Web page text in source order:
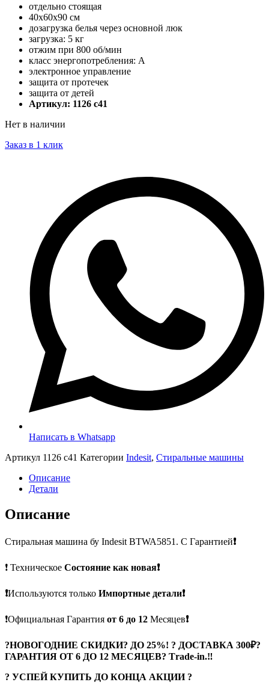
отдельно стоящая
40x60x90 см
дозагрузка белья через основной люк
загрузка: 5 кг
отжим при 800 об/мин
класс энергопотребления: A
электронное управление
защита от протечек
защита от детей
Артикул: 1126 c41
Нет в наличии
Заказ в 1 клик
Написать в Whatsapp
Артикул 1126 c41 Категории Indesit, Стиральные машины
Описание
Детали
Описание
Стиральная машина бу Indesit BTWA5851. С Гарантией❗
❗ Техническое Состояние как новая❗
❗Используются только Импортные детали❗
❗Официальная Гарантия от 6 до 12 Месяцев❗
?НОВОГОДНИЕ СКИДКИ? ДО 25%! ? ДОСТАВКА 300₽?
ГАРАНТИЯ ОТ 6 ДО 12 МЕСЯЦЕВ? Тrade-in.‼
? УСПЕЙ КУПИТЬ ДО КОНЦА АКЦИИ ?